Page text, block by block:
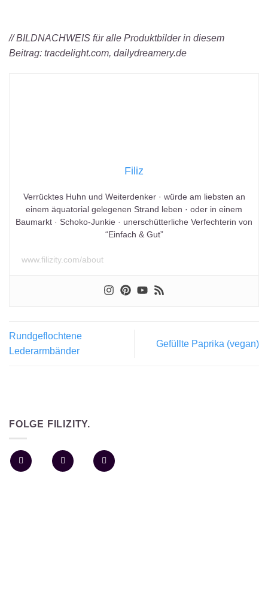
// BILDNACHWEIS für alle Produktbilder in diesem
Beitrag: tracdelight.com, dailydreamery.de
Filiz
Verrücktes Huhn und Weiterdenker · würde am liebsten an
einem äquatorial gelegenen Strand leben · oder in einem
Baumarkt · Schoko-Junkie · unerschütterliche Verfechterin von
“Einfach & Gut”
www.filizity.com/about
Rundgeflochtene
Lederarmbänder
Gefüllte Paprika (vegan)
FOLGE FILIZITY.